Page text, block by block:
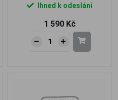
Ihned k odeslání
1 590 Kč